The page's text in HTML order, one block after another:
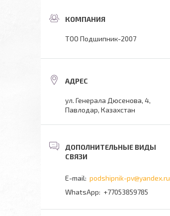
ТОО Подшипник-2007
ул. Генерала Дюсенова, 4,
Павлодар, Казахстан
podshipnik-pv@yandex.ru
+77053859785